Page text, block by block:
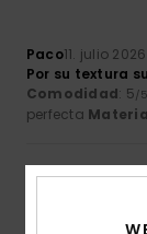
Paco11. julio 2026
Por su textura
Comodidad: 5/5
perfecta